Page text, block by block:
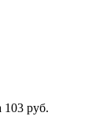
103 руб.